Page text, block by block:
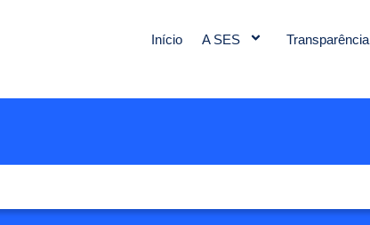
Início A SES Transparência